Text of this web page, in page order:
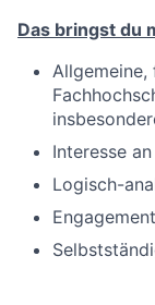
Das bringst du
Interesse
Logisch-